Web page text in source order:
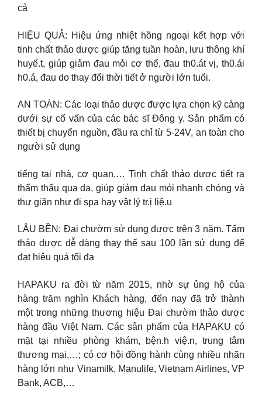
cả
HIỆU QUẢ: Hiệu ứng nhiệt hồng ngoại kết hợp với
tinh chất thảo dược giúp tăng tuần hoàn, lưu thông khí
huyế.t, giúp giảm đau mỏi cơ thể, đau th0.át vị, th0.ái
h0.á, đau do thay đổi thời tiết ở người lớn tuổi.
AN TOÀN: Các loại thảo dược được lựa chọn kỹ càng
dưới sự cố vấn của các bác sĩ Đông y. Sản phẩm có
thiết bị chuyển nguồn, đầu ra chỉ từ 5-24V, an toàn cho
người sử dụng
tiếng tại nhà, cơ quan,… Tinh chất thảo dược tiết ra
thẩm thấu qua da, giúp giảm đau mỏi nhanh chóng và
thư giãn như đi spa hay vật lý tr.ị liệ.u
LÂU BỀN: Đai chườm sử dụng được trên 3 năm. Tấm
thảo dược dễ dàng thay thế sau 100 lần sử dụng để
đạt hiệu quả tối đa
HAPAKU ra đời từ năm 2015, nhờ sự ủng hộ của
hàng trăm nghìn Khách hàng, đến nay đã trở thành
một trong những thương hiệu Đai chườm thảo dược
hàng đầu Việt Nam. Các sản phẩm của HAPAKU có
mặt tại nhiều phòng khám, bện.h việ.n, trung tâm
thương mại,…; có cơ hội đồng hành cùng nhiều nhãn
hàng lớn như Vinamilk, Manulife, Vietnam Airlines, VP
Bank, ACB,…